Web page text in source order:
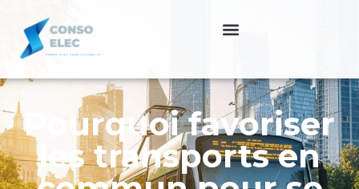
Pourquoi favoriser
les transports en